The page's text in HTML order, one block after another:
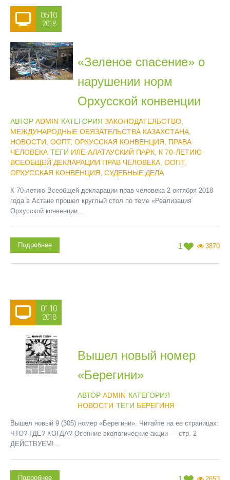
05.10
2018
«Зеленое спасение» о
нарушении норм
Орхусской конвенции
АВТОР ADMIN КАТЕГОРИЯ ЗАКОНОДАТЕЛЬСТВО
МЕЖДУНАРОДНЫЕ ОБЯЗАТЕЛЬСТВА КАЗАХСТАНА
НОВОСТИ ООПТ, ОРХУССКАЯ КОНВЕНЦИЯ
ПРАВА
ЧЕЛОВЕКА ТЕГИ ИЛЕ-АЛАТАУСКИЙ ПАРК К 70-ЛЕТИЮ
ВСЕОБЩЕЙ ДЕКЛАРАЦИИ ПРАВ ЧЕЛОВЕКА ООПТ,
ОРХУССКАЯ КОНВЕНЦИЯ СУДЕБНЫЕ ДЕЛА
К 70-летию Всеобщей декларации прав человека 2 октября 2018
года в Астане прошел круглый стол по теме «Реализация
Орхусской конвенции...
1 3870
Подробнее
01.10
2018
Вышел новый номер
«Берегини»
АВТОР ADMIN КАТЕГОРИЯ
НОВОСТИ ТЕГИ БЕРЕГИНЯ
Вышел новый 9 (305) номер «Берегини». Читайте на ее страницах:
ЧТО? ГДЕ? КОГДА? Осенние экологические акции — стр. 2
ДЕЙСТВУЕМ!...
Подробнее